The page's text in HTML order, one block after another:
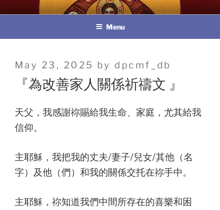
to
教區婚姻與家庭牧民委員會
Menu
Posted
on
May 23, 2025 by dpcmf_db
『為改善家人關係祈禱文 』
天父，我感謝祢賜給我生命、家庭，尤其給我
信仰。
主耶穌，我把我的丈夫/妻子/兒女/其他（名
字）及他（們）和我的關係交托在祢手中。
主耶穌，祢知道我們中間所存在的喜樂和困